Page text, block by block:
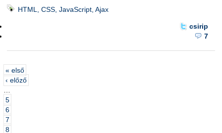
HTML, CSS, JavaScript, Ajax
csirip
7
« első
‹ előző
5
6
7
8